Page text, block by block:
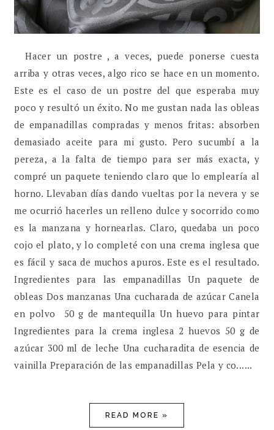
Hacer un postre , a veces, puede ponerse cuesta
arriba y otras veces, algo rico se hace en un momento.
Este es el caso de un postre del que esperaba muy
poco y resultó un éxito. No me gustan nada las obleas
de empanadillas compradas y menos fritas: absorben
demasiado aceite para mi gusto. Pero sucumbí a la
pereza, a la falta de tiempo para ser más exacta, y
compré un paquete teniendo claro que lo emplearía al
horno. Llevaban días dando vueltas por la nevera y se
me ocurrió hacerles un relleno dulce y socorrido como
es la manzana y hornearlas. Claro, quedaba un poco
cojo el plato, y lo completé con una crema inglesa que
es fácil y saca de muchos apuros. Este es el resultado.
Ingredientes para las empanadillas Un paquete de
obleas Dos manzanas Una cucharada de azúcar Canela
en polvo 50 g de mantequilla Un huevo para pintar
Ingredientes para la crema inglesa 2 huevos 50 g de
azúcar 300 ml de leche Una cucharadita de esencia de
vainilla Preparación de las empanadillas Pela y co......
READ MORE »